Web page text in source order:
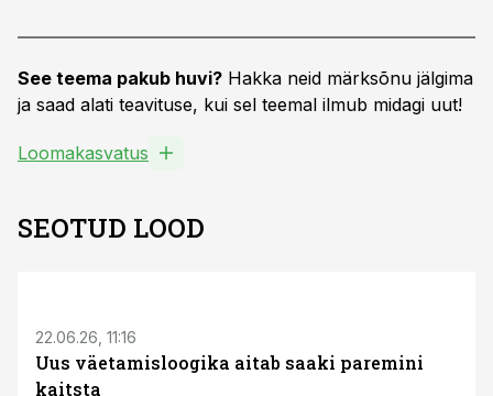
See teema pakub huvi? Hakka neid märksõnu jälgima
ja saad alati teavituse, kui sel teemal ilmub midagi uut!
Loomakasvatus
SEOTUD LOOD
22.06.26, 11:16
Uus väetamisloogika aitab saaki paremini
kaitsta